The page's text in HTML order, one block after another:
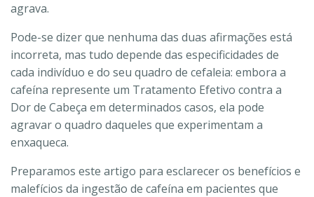
agrava.
Pode-se dizer que nenhuma das duas afirmações está
incorreta, mas tudo depende das especificidades de
cada indivíduo e do seu quadro de cefaleia: embora a
cafeína represente um Tratamento Efetivo contra a
Dor de Cabeça em determinados casos, ela pode
agravar o quadro daqueles que experimentam a
enxaqueca.
Preparamos este artigo para esclarecer os benefícios e
malefícios da ingestão de cafeína em pacientes que